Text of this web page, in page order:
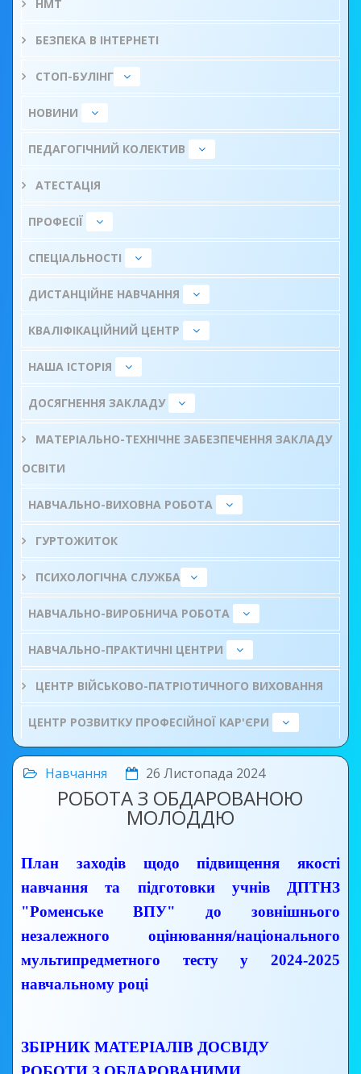
НМТ
БЕЗПЕКА В ІНТЕРНЕТІ
СТОП-БУЛІНГ
НОВИНИ
ПЕДАГОГІЧНИЙ КОЛЕКТИВ
АТЕСТАЦІЯ
ПРОФЕСІЇ
СПЕЦІАЛЬНОСТІ
ДИСТАНЦІЙНЕ НАВЧАННЯ
КВАЛІФІКАЦІЙНИЙ ЦЕНТР
НАША ІСТОРІЯ
ДОСЯГНЕННЯ ЗАКЛАДУ
МАТЕРІАЛЬНО-ТЕХНІЧНЕ ЗАБЕЗПЕЧЕННЯ ЗАКЛАДУ
ОСВІТИ
НАВЧАЛЬНО-ВИХОВНА РОБОТА
ГУРТОЖИТОК
ПСИХОЛОГІЧНА СЛУЖБА
НАВЧАЛЬНО-ВИРОБНИЧА РОБОТА
НАВЧАЛЬНО-ПРАКТИЧНІ ЦЕНТРИ
ЦЕНТР ВІЙСЬКОВО-ПАТРІОТИЧНОГО ВИХОВАННЯ
ЦЕНТР РОЗВИТКУ ПРОФЕСІЙНОЇ КАР'ЄРИ
Навчання 26 Листопада 2024
РОБОТА З ОБДАРОВАНОЮ
МОЛОДДЮ
План заходів щодо підвищення якості
навчання та підготовки учнів ДПТНЗ
"Роменське ВПУ" до зовнішнього
незалежного оцінювання/національного
мультипредметного тесту у 2024-2025
навчальному році
ЗБІРНИК МАТЕРІАЛІВ ДОСВІДУ